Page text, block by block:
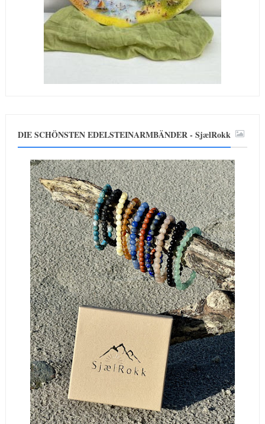
DIE SCHÖNSTEN EDELSTEINARMBÄNDER - SjælRokk